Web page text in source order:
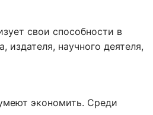
свои способности в
издателя, научного деятеля,
экономить. Среди